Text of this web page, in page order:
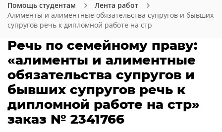
Помощь студентам
Лента работ
Алименты и алиментные обязательства супругов и бывших
супругов речь к дипломной работе на стр
Речь по семейному праву:
«алименты и алиментные
обязательства супругов и
бывших супругов речь к
дипломной работе на стр»
заказ № 2341766